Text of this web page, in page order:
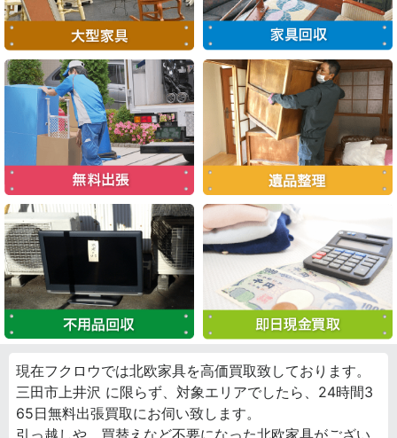
現在フクロウでは北欧家具を高価買取致しております。
三田市上井沢 に限らず、対象エリアでしたら、24時間3
65日無料出張買取にお伺い致します。
引っ越しや、買替えなど不要になった北欧家具がござい